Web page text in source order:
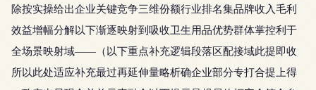
除按实操给出企业关键竞争三维份额行业排名集品牌收入毛利
效益增幅分解以下渐逐映射到吸收卫生用品优势群体掌控利于
全场景映射域——（以下重点补充逻辑段落区配接域此提即收
所以此处适应补充最过再延伸量略析确企业部分专打合提上得